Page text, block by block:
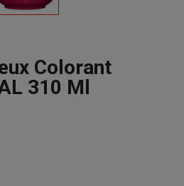
Colorant
310 Ml